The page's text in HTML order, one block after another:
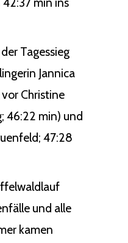
Tagessieg
Jannica
Christine
46:22 min) und
47:28
und alle
kamen